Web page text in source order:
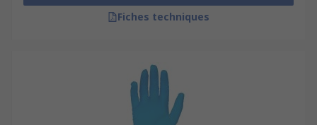
Fiches techniques